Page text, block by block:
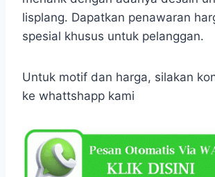
lisplang. Dapatkan penawaran
spesial khusus untuk pelanggan.
Untuk motif dan harga, silakan
ke whattshapp kami